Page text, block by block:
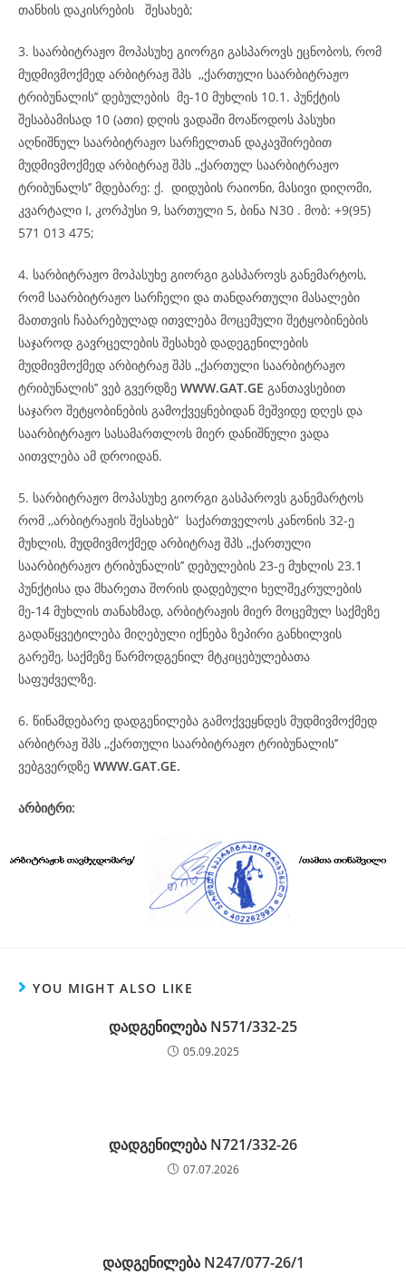
თანხის დაკისრების შესახებ;
3. საარბიტრაჟო მოპასუხე გიორგი გასპაროვს ეცნობოს, რომ
მუდმივმოქმედ არბიტრაჟ შპს ,,ქართული საარბიტრაჟო
ტრიბუნალის’’ დებულების მე-10 მუხლის 10.1. პუნქტის
შესაბამისად 10 (ათი) დღის ვადაში მოაწოდოს პასუხი
აღნიშნულ საარბიტრაჟო სარჩელთან დაკავშირებით
მუდმივმოქმედ არბიტრაჟ შპს ,,ქართულ საარბიტრაჟო
ტრიბუნალს’’ მდებარე: ქ. დიდუბის რაიონი, მასივი დიღომი,
კვარტალი I, კორპუსი 9, სართული 5, ბინა N30 . მობ: +9(95)
571 013 475;
4. სარბიტრაჟო მოპასუხე გიორგი გასპაროვს განემარტოს,
რომ საარბიტრაჟო სარჩელი და თანდართული მასალები
მათთვის ჩაბარებულად ითვლება მოცემული შეტყობინების
საჯაროდ გავრცელების შესახებ დადეგენილების
მუდმივმოქმედ არბიტრაჟ შპს ,,ქართული საარბიტრაჟო
ტრიბუნალის’’ ვებ გვერდზე WWW.GAT.GE განთავსებით
საჯარო შეტყობინების გამოქვეყნებიდან მეშვიდე დღეს და
საარბიტრაჟო სასამართლოს მიერ დანიშნული ვადა
აითვლება ამ დროიდან.
5. სარბიტრაჟო მოპასუხე გიორგი გასპაროვს განემარტოს
რომ ,,არბიტრაჟის შესახებ“ საქართველოს კანონის 32-ე
მუხლის, მუდმივმოქმედ არბიტრაჟ შპს ,,ქართული
საარბიტრაჟო ტრიბუნალის’’ დებულების 23-ე მუხლის 23.1
პუნქტისა და მხარეთა შორის დადებული ხელშეკრულების
მე-14 მუხლის თანახმად, არბიტრაჟის მიერ მოცემულ საქმეზე
გადაწყვეტილება მიღებული იქნება ზეპირი განხილვის
გარეშე, საქმეზე წარმოდგენილ მტკიცებულებათა
საფუძველზე.
6. წინამდებარე დადგენილება გამოქვეყნდეს მუდმივმოქმედ
არბიტრაჟ შპს ,,ქართული საარბიტრაჟო ტრიბუნალის’’
ვებგვერდზე WWW.GAT.GE.
არბიტრი:
YOU MIGHT ALSO LIKE
დადგენილება N571/332-25
05.09.2025
დადგენილება N721/332-26
07.07.2026
დადგენილება N247/077-26/1